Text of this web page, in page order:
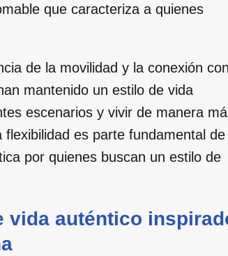
que caracteriza a quienes
de la movilidad y la conexión con
mantenido un estilo de vida
escenarios y vivir de manera
es parte fundamental de
por quienes buscan un estilo de
vida auténtico